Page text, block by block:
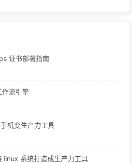
证书部署指南
作流引擎
机变生产力工具
linux 系统打造成生产力工具